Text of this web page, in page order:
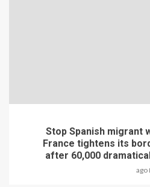
Stop Spanish migrant
France tightens its
after 60,000